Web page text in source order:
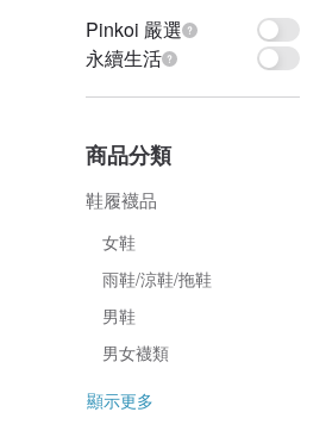
Pinkoi 嚴選
永續生活
商品分類
鞋履襪品
女鞋
雨鞋/涼鞋/拖鞋
男鞋
男女襪類
顯示更多